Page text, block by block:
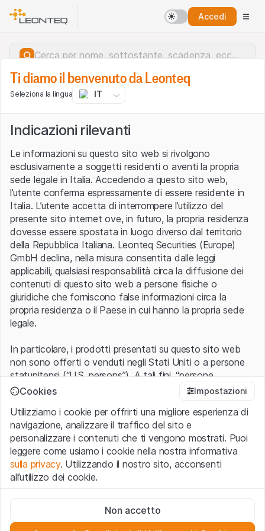
Accedi
Errore del server.
Ti diamo il benvenuto da Leonteq
Seleziona la lingua IT
Indicazioni rilevanti
Le informazioni su questo sito web si rivolgono
esclusivamente a soggetti residenti o aventi la propria
sede legale in Italia. Accedendo a questo sito web,
l’utente conferma espressamente di essere residente in
Italia. L’utente accetta di interrompere l’utilizzo del
presente sito internet ove, in futuro, la propria residenza
dovesse essere spostata in luogo diverso dal territorio
della Repubblica Italiana. Leonteq Securities (Europe)
GmbH declina, nella misura consentita dalle leggi
applicabili, qualsiasi responsabilità circa la diffusione dei
contenuti di questo sito web a persone fisiche o
giuridiche che forniscono false informazioni circa la
propria residenza o il Paese in cui hanno la propria sede
legale.
In particolare, i prodotti presentati su questo sito web
non sono offerti o venduti negli Stati Uniti o a persone
statunitensi (“U.S. persons”). A tali fini, “persone
statunitensi” vanno intese nel significato ad esse ascritto
1933 che include le persone residenti negli Stati Uniti
d’America, le società per azioni e le altre forme societarie
americane.
Condizioni di utilizzo e informazioni legali
Con l’accesso al sito web (di seguito, il “Sito”) si dichiara
avvertenze importanti e le condizioni di utilizzo ivi rese
Cookies Impostazioni
Utilizziamo i cookie per offrirti una migliore esperienza di
navigazione, analizzare il traffico del sito e
personalizzare i contenuti che ti vengono mostrati. Puoi
leggere come usiamo i cookie nella nostra informativa
sulla privacy. Utilizzando il nostro sito, acconsenti
all’utilizzo dei cookie.
Questi cookie sono necessari per il funzionamento del sito
web e non possono essere disattivati.
Non accetto